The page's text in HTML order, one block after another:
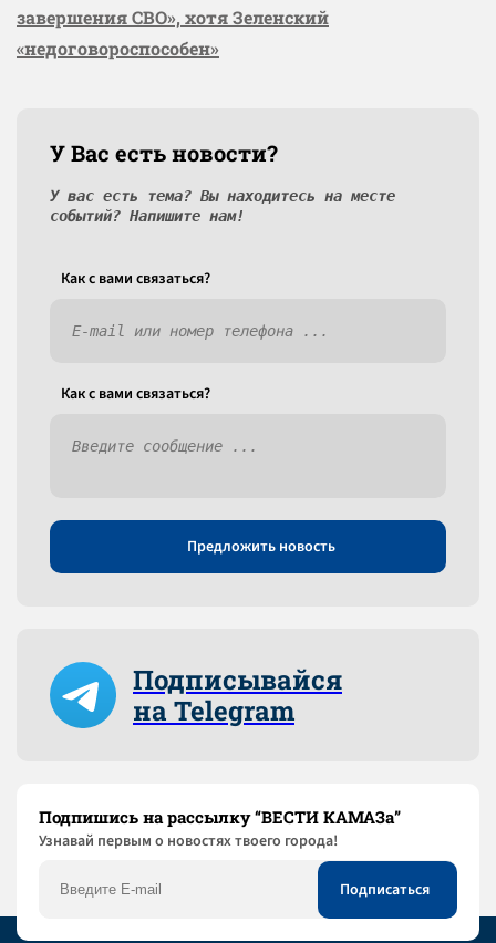
завершения СВО», хотя Зеленский
«недоговороспособен»
У Вас есть новости?
У вас есть тема? Вы находитесь на месте
событий? Напишите нам!
Как c вами связаться?
Как c вами связаться?
Предложить новость
Подписывайся
на Telegram
Подпишись на рассылку “ВЕСТИ КАМАЗа”
Узнaвай первым о новостях твоего города!